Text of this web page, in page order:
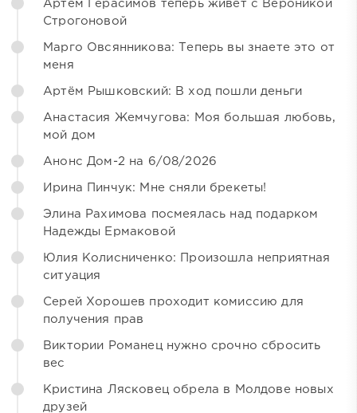
Артём Герасимов теперь живёт с Вероникой
Строгоновой
Марго Овсянникова: Теперь вы знаете это от
меня
Артём Рышковский: В ход пошли деньги
Анастасия Жемчугова: Моя большая любовь,
мой дом
Анонс Дом-2 на 6/08/2026
Ирина Пинчук: Мне сняли брекеты!
Элина Рахимова посмеялась над подарком
Надежды Ермаковой
Юлия Колисниченко: Произошла неприятная
ситуация
Серей Хорошев проходит комиссию для
получения прав
Виктории Романец нужно срочно сбросить
вес
Кристина Лясковец обрела в Молдове новых
друзей